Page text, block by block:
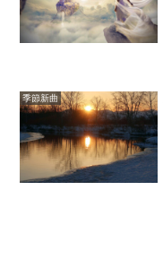
季節新曲